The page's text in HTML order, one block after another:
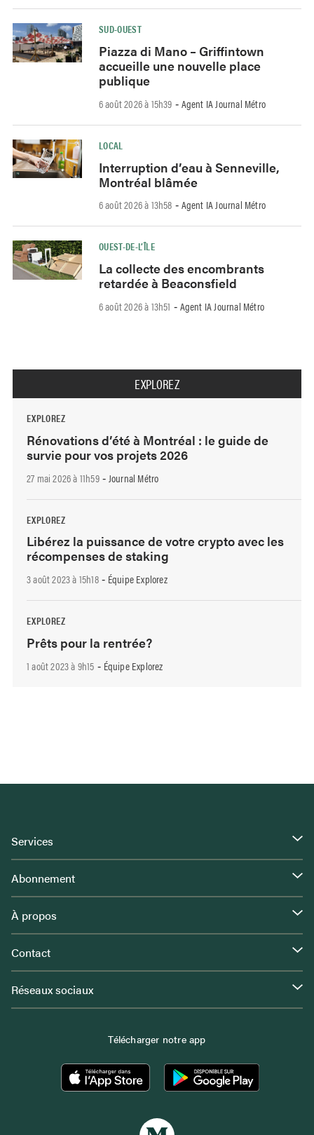
SUD-OUEST
Piazza di Mano – Griffintown
accueille une nouvelle place
publique
6 août 2026 à 15h39 - Agent IA Journal Métro
LOCAL
Interruption d’eau à Senneville,
Montréal blâmée
6 août 2026 à 13h58 - Agent IA Journal Métro
OUEST-DE-L’ÎLE
La collecte des encombrants
retardée à Beaconsfield
6 août 2026 à 13h51 - Agent IA Journal Métro
EXPLOREZ
EXPLOREZ
Rénovations d’été à Montréal : le guide de
survie pour vos projets 2026
27 mai 2026 à 11h59- Journal Métro
EXPLOREZ
Libérez la puissance de votre crypto avec les
récompenses de staking
3 août 2023 à 15h18- Équipe Explorez
EXPLOREZ
Prêts pour la rentrée?
1 août 2023 à 9h15 - Équipe Explorez
Services
Abonnement
À propos
Contact
Réseaux sociaux
Télécharger notre app